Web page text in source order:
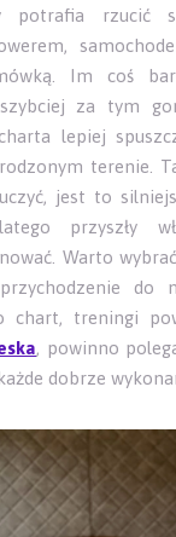
potrafia
Im coś
za tym
lepiej
terenie.
jest to
przyszły
Warto
do
chart, treningi
, powinno
dobrze